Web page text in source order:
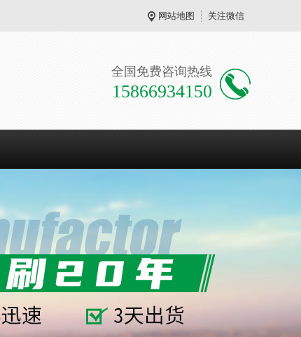
网站地图 关注微信
全国免费咨询热线
15866934150